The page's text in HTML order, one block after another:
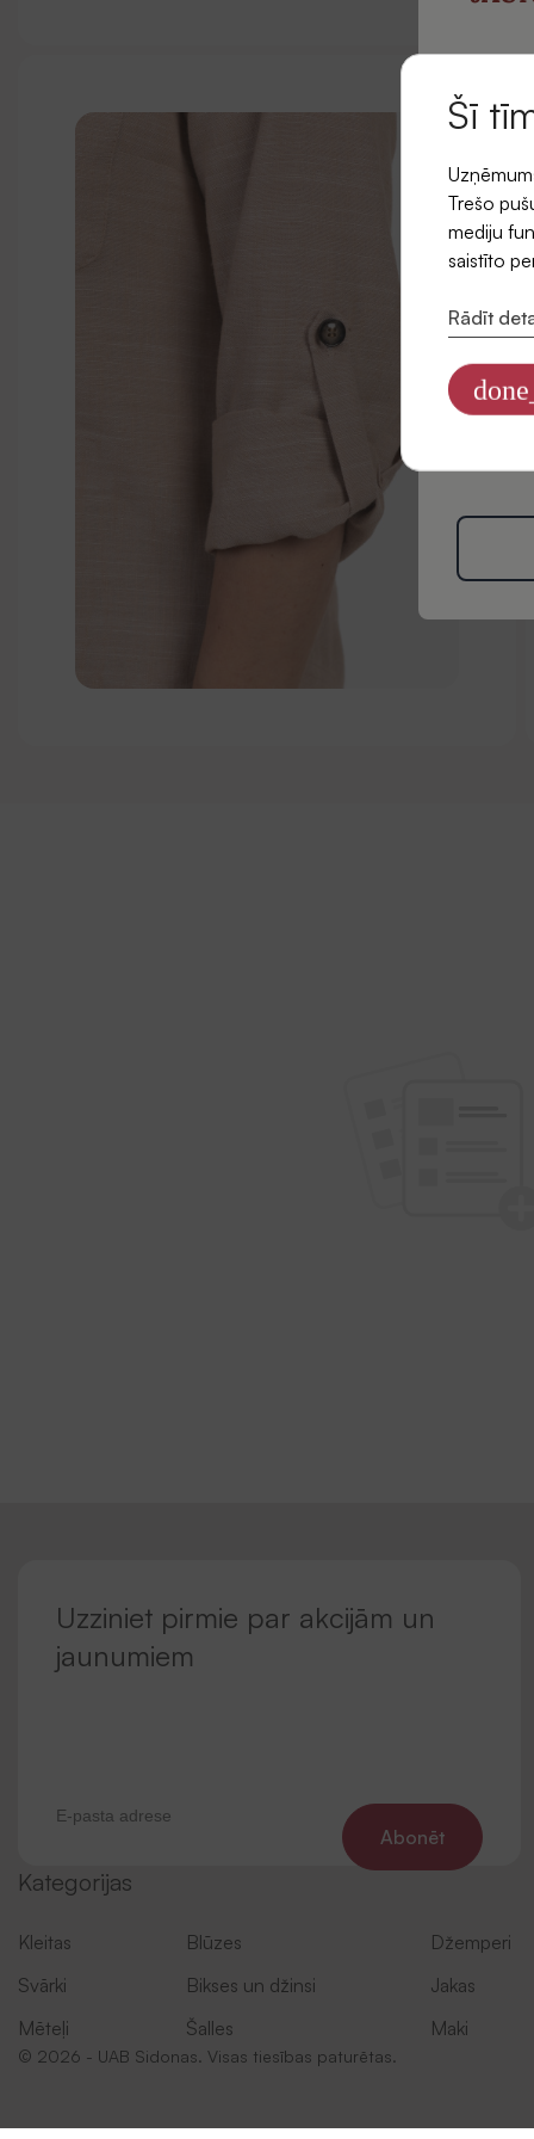
Uzziniet pirmie par akcijām un
jaunumiem
Abonēt
Kategorijas
Kleitas Blūzes
Džemperi
Svārki
Bikses un džinsi
Jakas
Mēteļi
Šalles Maki
© 2026 - UAB Sidonas. Visas tiesības paturētas.
E-pasts
Informāciju
Šī
Trešo
mediju
saistīto
Rādīt